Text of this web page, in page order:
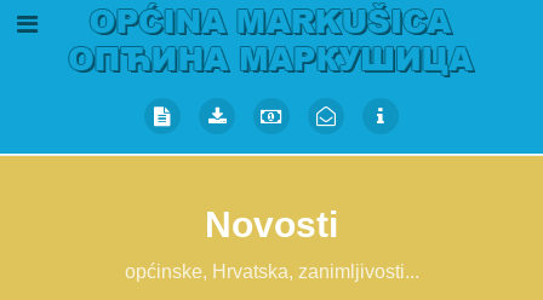
Novosti
općinske, Hrvatska, zanimljivosti...